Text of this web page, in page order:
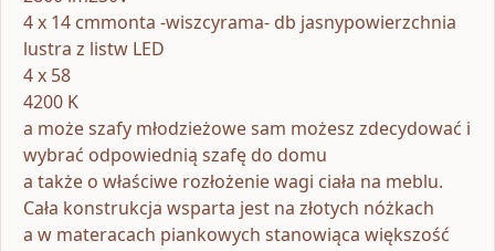
4 x 14 cmmonta -wiszcyrama- db jasnypowierzchnia
lustra z listw LED
4 x 58
4200 K
a może szafy młodzieżowe sam możesz zdecydować i
wybrać odpowiednią szafę do domu
a także o właściwe rozłożenie wagi ciała na meblu.
Cała konstrukcja wsparta jest na złotych nóżkach
a w materacach piankowych stanowiąca większość